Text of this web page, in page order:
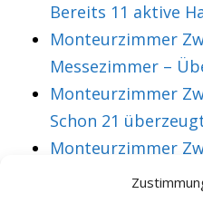
Bereits 11 aktive
Monteurzimmer
Messezimmer –
Monteurzimmer
Schon 21
Monteurzimmer
Über 36 treue